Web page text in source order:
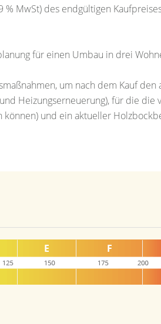
MwSt) des endgültigen
für einen Umbau in drei
um nach dem Kauf den
Heizungserneuerung), für die die
und ein aktueller